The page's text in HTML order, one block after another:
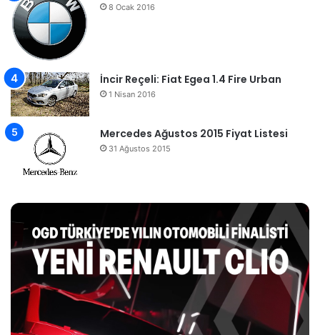
8 Ocak 2016
İncir Reçeli: Fiat Egea 1.4 Fire Urban
1 Nisan 2016
Mercedes Ağustos 2015 Fiyat Listesi
31 Ağustos 2015